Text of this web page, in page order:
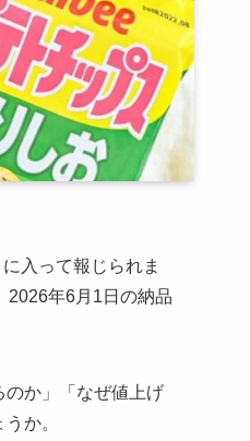
入って報じられま
2026年6月1日の納品
のか」「なぜ値上げ
か。